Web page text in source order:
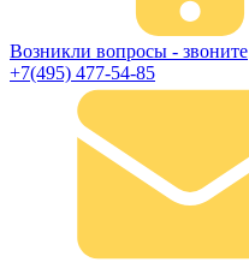
Возникли вопросы - звоните
+7(495) 477-54-85